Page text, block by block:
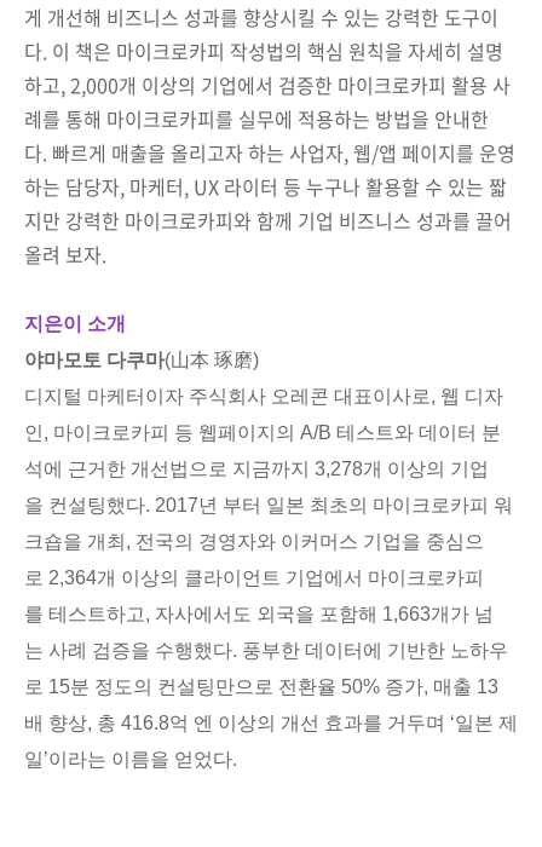
게 개선해 비즈니스 성과를 향상시킬 수 있는 강력한 도구이
다. 이 책은 마이크로카피 작성법의 핵심 원칙을 자세히 설명
하고, 2,000개 이상의 기업에서 검증한 마이크로카피 활용 사
례를 통해 마이크로카피를 실무에 적용하는 방법을 안내한
다. 빠르게 매출을 올리고자 하는 사업자, 웹/앱 페이지를 운영
하는 담당자, 마케터, UX 라이터 등 누구나 활용할 수 있는 짧
지만 강력한 마이크로카피와 함께 기업 비즈니스 성과를 끌어
올려 보자.
지은이 소개
야마모토 다쿠마(山本 琢磨)
디지털 마케터이자 주식회사 오레콘 대표이사로, 웹 디자
인, 마이크로카피 등 웹페이지의 A/B 테스트와 데이터 분
석에 근거한 개선법으로 지금까지 3,278개 이상의 기업
을 컨설팅했다. 2017년 부터 일본 최초의 마이크로카피 워
크숍을 개최, 전국의 경영자와 이커머스 기업을 중심으
로 2,364개 이상의 클라이언트 기업에서 마이크로카피
를 테스트하고, 자사에서도 외국을 포함해 1,663개가 넘
는 사례 검증을 수행했다. 풍부한 데이터에 기반한 노하우
로 15분 정도의 컨설팅만으로 전환율 50% 증가, 매출 13
배 향상, 총 416.8억 엔 이상의 개선 효과를 거두며 ‘일본 제
일’이라는 이름을 얻었다.